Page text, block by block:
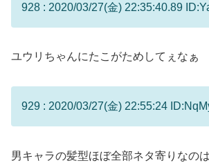
928 : 2020/03/27(金) 22:35:40.89
ユウリちゃんにたこがためしてぇなぁ
929 : 2020/03/27(金) 22:55:24
男キャラの髪型ほぼ全部ネタ寄りなの